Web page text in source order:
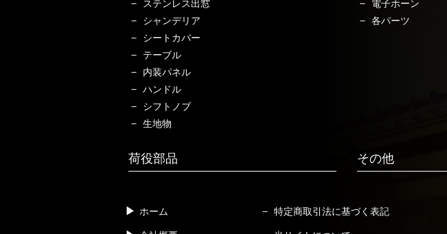
ステンレス出窓
シャンデリア
シートカバー
テーブル
内装パネル
ハンドル
シフトノブ
生地物
電子ホーン
各パーツ
荷役部品 その他
ホーム 特定商取引法に基づく表記